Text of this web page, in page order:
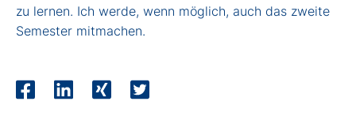
zu lernen. Ich werde, wenn möglich, auch das zweite
Semester mitmachen.